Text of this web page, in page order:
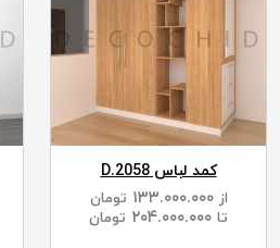
کمد لباس D.2058
از ۱۳۳.۰۰۰.۰۰۰
تومان
تا
تومان